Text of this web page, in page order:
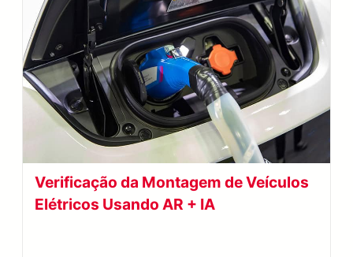
Verificação da Montagem de Veículos
Elétricos Usando AR + IA